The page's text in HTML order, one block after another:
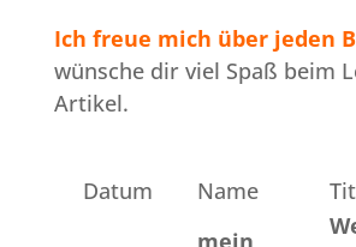
Ich freue mich über jeden
wünsche dir viel Spaß beim
Artikel.
Datum Name
mein